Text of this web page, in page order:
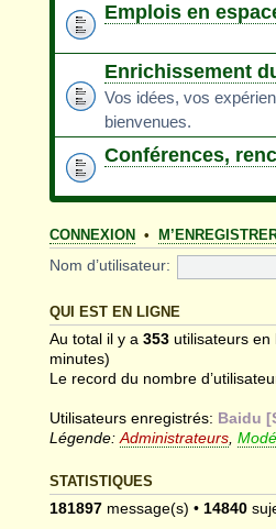
Emplois en
Enrichissement
Vos idées, vos
bienvenues.
Conférences,
CONNEXION •
Nom d’utilisateur:
QUI EST EN LIGNE
Au total il y a 353 utilisateurs en
minutes)
Le record du nombre
Utilisateurs enregistrés: Baidu
Légende: Administrateurs
STATISTIQUES
181897 message(s) • 14840